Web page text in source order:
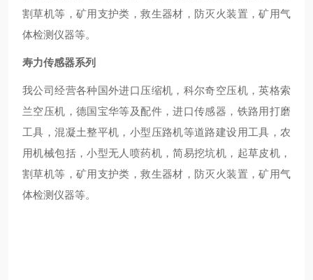
割草机等，矿用支护类，救生器材，防灭火装置，矿用气
体检测仪器等。
寿力传感器系列
我公司经营各种国外进口压缩机，科尔奇空压机，英格索
兰空压机，德国宝华等及配件，进口传感器，铁路用打磨
工具，混凝土整平机，小型压路机等道路建设用工具，农
用机械包括，小型无人喷药机，简易挖坑机，起草皮机，
割草机等，矿用支护类，救生器材，防灭火装置，矿用气
体检测仪器等。